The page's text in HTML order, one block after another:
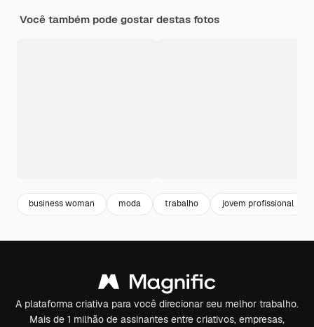
Você também pode gostar destas fotos
business woman moda trabalho jovem profissional
A plataforma criativa para você direcionar seu melhor trabalho.
Mais de 1 milhão de assinantes entre criativos, empresas,